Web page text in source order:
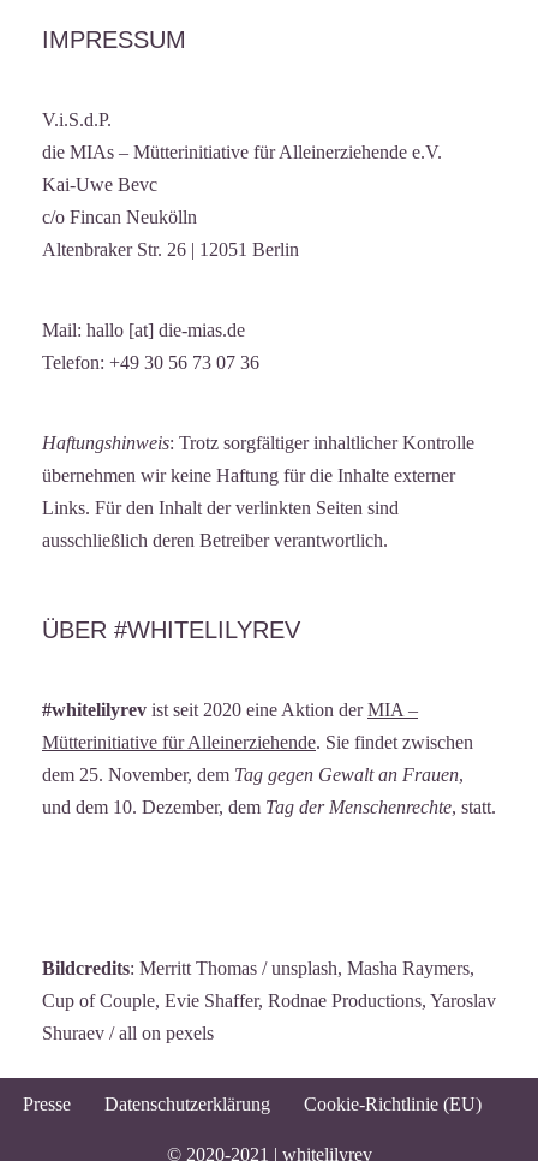
IMPRESSUM
V.i.S.d.P.
die MIAs – Mütterinitiative für Alleinerziehende e.V.
Kai-Uwe Bevc
c/o Fincan Neukölln
Altenbraker Str. 26 | 12051 Berlin
Mail: hallo [at] die-mias.de
Telefon: +49 30 56 73 07 36
Haftungshinweis: Trotz sorgfältiger inhaltlicher Kontrolle
übernehmen wir keine Haftung für die Inhalte externer
Links. Für den Inhalt der verlinkten Seiten sind
ausschließlich deren Betreiber verantwortlich.
ÜBER #WHITELILYREV
#whitelilyrev ist seit 2020 eine Aktion derMIA –
Mütterinitiative für Alleinerziehende. Sie findet zwischen
dem 25. November, dem Tag gegen Gewalt an Frauen,
und dem 10. Dezember, dem Tag der Menschenrechte, statt.
Bildcredits: Merritt Thomas / unsplash, Masha Raymers,
Cup of Couple, Evie Shaffer, Rodnae Productions, Yaroslav
Shuraev / all on pexels
Presse Datenschutzerklärung Cookie-Richtlinie (EU)
© 2020-2021 | whitelilyrev